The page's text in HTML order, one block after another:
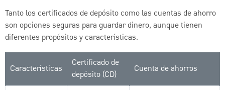
Tanto los certificados de depósito como las cuentas de ahorro
son opciones seguras para guardar dinero, aunque tienen
diferentes propósitos y características.
Características
Certificado de
depósito (CD)
Cuenta de ahorros